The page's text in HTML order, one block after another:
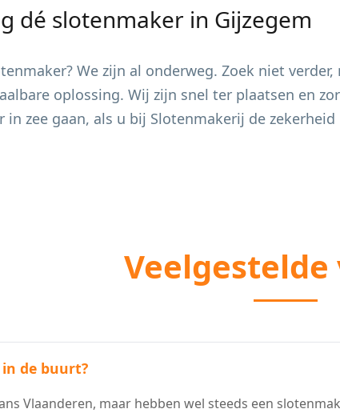
dé slotenmaker in Gijzegem
We zijn al onderweg. Zoek niet
oplossing. Wij zijn snel ter plaatsen en
in zee gaan, als u bij Slotenmakerij de
Veelgestelde
de buurt?
Vlaanderen, maar hebben wel steeds een